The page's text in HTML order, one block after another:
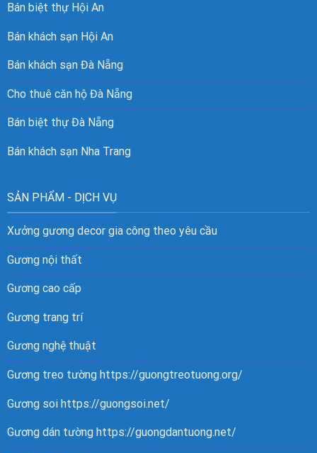
Bán biệt thự Hội An
Bán khách sạn Hội An
Bán khách sạn Đà Nẵng
Cho thuê căn hộ Đà Nẵng
Bán biệt thự Đà Nẵng
Bán khách sạn Nha Trang
SẢN PHẨM - DỊCH VỤ
Xưởng gương decor gia công theo yêu cầu
Gương nội thất
Gương cao cấp
Gương trang trí
Gương nghệ thuật
Gương treo tường https://guongtreotuong.org/
Gương soi https://guongsoi.net/
Gương dán tường https://guongdantuong.net/